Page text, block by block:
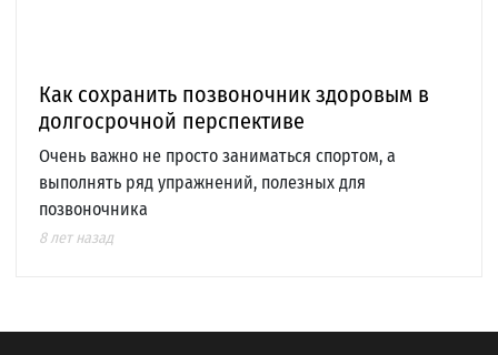
Как сохранить позвоночник здоровым в
долгосрочной перспективе
Очень важно не просто заниматься спортом, а
выполнять ряд упражнений, полезных для
позвоночника
8 лет назад